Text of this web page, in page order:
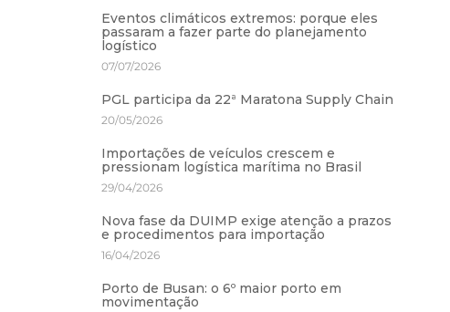
Eventos climáticos extremos: porque eles
passaram a fazer parte do planejamento
logístico
07/07/2026
PGL participa da 22ª Maratona Supply Chain
20/05/2026
Importações de veículos crescem e
pressionam logística marítima no Brasil
29/04/2026
Nova fase da DUIMP exige atenção a prazos
e procedimentos para importação
16/04/2026
Porto de Busan: o 6º maior porto em
movimentação